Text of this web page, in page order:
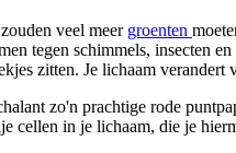
veel meer groenten
tegen schimmels, insecten
zitten. Je lichaam
zo'n prachtige rode
cellen in je lichaam, die je